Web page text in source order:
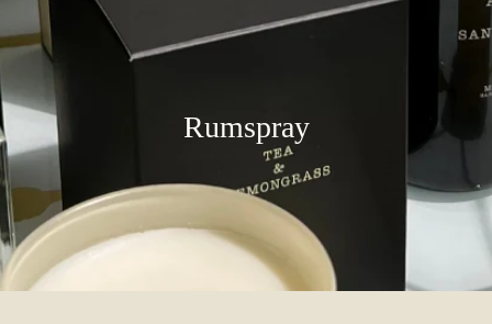
K
l
l
Rumspray